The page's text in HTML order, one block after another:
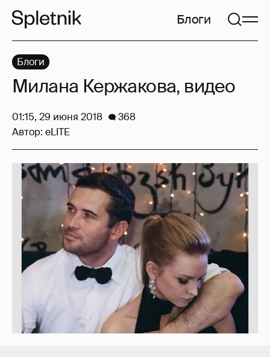
Блоги
Блоги
Милана Кержакова, видео
01:15, 29 июня 2018
368
Автор: eLITE